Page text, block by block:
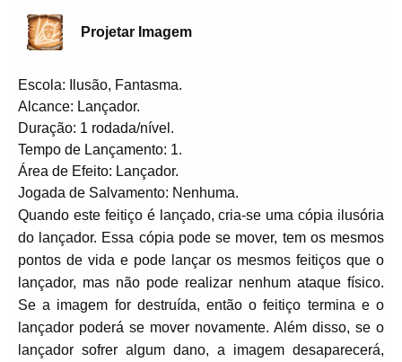
Projetar Imagem
Escola: Ilusão, Fantasma.
Alcance: Lançador.
Duração: 1 rodada/nível.
Tempo de Lançamento: 1.
Área de Efeito: Lançador.
Jogada de Salvamento: Nenhuma.
Quando este feitiço é lançado, cria-se uma cópia ilusória
do lançador. Essa cópia pode se mover, tem os mesmos
pontos de vida e pode lançar os mesmos feitiços que o
lançador, mas não pode realizar nenhum ataque físico.
Se a imagem for destruída, então o feitiço termina e o
lançador poderá se mover novamente. Além disso, se o
lançador sofrer algum dano, a imagem desaparecerá,